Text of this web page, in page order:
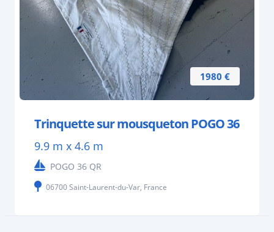
1980 €
Trinquette sur mousqueton POGO 36
9.9 m x 4.6 m
POGO 36 QR
06700 Saint-Laurent-du-Var, France